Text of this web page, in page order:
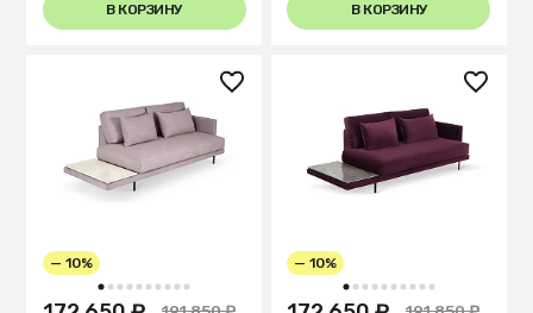
В КОРЗИНУ В КОРЗИНУ
1 2 3 4 5 6 7 8 9 10
— 10%
1 2 3 4 5 6 7 8 9 10
— 10%